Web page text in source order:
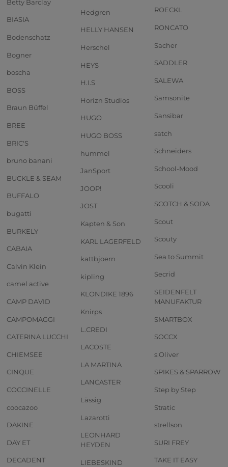
Betty Barclay
BIASIA
Bodenschatz
Bogner
boscha
BOSS
Braun Büffel
BREE
BRIC'S
bruno banani
BUCKLE & SEAM
BUFFALO
bugatti
BURKELY
CABAIA
Calvin Klein
camel active
CAMP DAVID
CAMPOMAGGI
CATERINA LUCCHI
CHIEMSEE
CINQUE
COCCINELLE
coocazoo
DAKINE
DAY ET
DECADENT
Hedgren
HELLY HANSEN
Herschel
HEYS
H.I.S
Horizn Studios
HUGO
HUGO BOSS
hummel
JanSport
JOOP!
JOST
Kapten & Son
KARL LAGERFELD
kattbjoern
kipling
KLONDIKE 1896
Knirps
L.CREDI
LACOSTE
LA MARTINA
LANCASTER
Lässig
Lazarotti
LEONHARD
HEYDEN
LIEBESKIND
ROECKL
RONCATO
Sacher
SADDLER
SALEWA
Samsonite
Sansibar
satch
Schneiders
School-Mood
Scooli
SCOTCH & SODA
Scout
Scouty
Sea to Summit
Secrid
SEIDENFELT
MANUFAKTUR
SMARTBOX
SOCCX
s.Oliver
SPIKES & SPARROW
Step by Step
Stratic
strellson
SURI FREY
TAKE IT EASY